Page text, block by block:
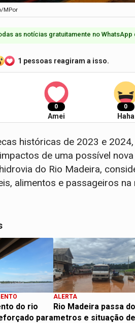
MPor
as notícias gratuitamente no WhatsApp
1 pessoas reagiram a isso.
0
Amei
0
Haha
históricas de 2023 e
de uma possível
do Rio Madeira,
alimentos e passageiros na
do rio
para
ALERTA
Rio Madeira passa
metros e situação de